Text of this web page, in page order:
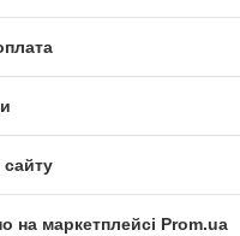
сайту
на маркетплейсі Prom.ua